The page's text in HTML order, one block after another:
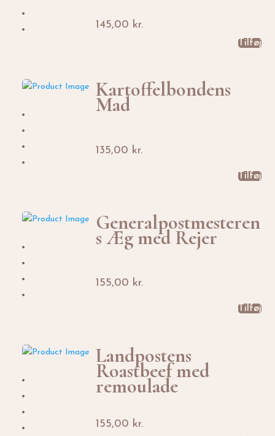
145,00 kr.
Tilføj
Kartoffelbondens
Mad
135,00 kr.
Tilføj
Generalpostmesteren
s Æg med Rejer
155,00 kr.
Tilføj
Landpostens
Roastbeef med
remoulade
155,00 kr.